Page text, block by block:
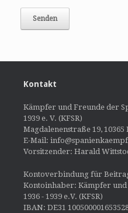
Kontakt
Kämpfer und Freunde der
1939 e. V. (KFSR)
Magdalenenstraße 19,
E-Mail:
Vorsitzender: Harald
Kontoverbindung für
Kontoinhaber: Kämpfer
1936 - 1939 e.V. (KFSR)
IBAN: DE31